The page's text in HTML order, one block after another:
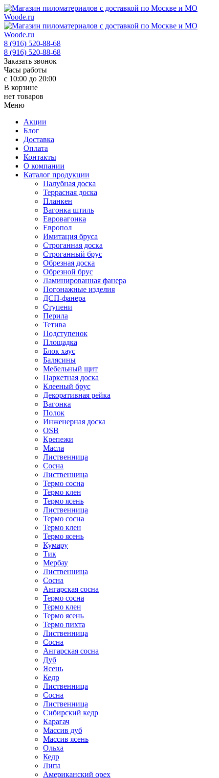
8 (916) 520-88-68
8 (916) 520-88-68
Заказать звонок
Часы работы
с 10:00 до 20:00
В корзине
нет товаров
Меню
Акции
Блог
Доставка
Оплата
Контакты
О компании
Каталог продукции
Палубная доска
Террасная доска
Планкен
Вагонка штиль
Евровагонка
Европол
Имитация бруса
Строганная доска
Строганный брус
Обрезная доска
Обрезной брус
Ламинированная фанера
Погонажные изделия
ДСП-фанера
Ступени
Перила
Тетива
Подступенок
Площадка
Блок хаус
Балясины
Мебельный щит
Паркетная доска
Клееный брус
Декоративная рейка
Вагонка
Полок
Инженерная доска
OSB
Крепежи
Масла
Лиственница
Сосна
Лиственница
Термо сосна
Термо клен
Термо ясень
Лиственница
Термо сосна
Термо клен
Термо ясень
Кумару
Тик
Мербау
Лиственница
Сосна
Ангарская сосна
Термо сосна
Термо клен
Термо ясень
Термо пихта
Лиственница
Сосна
Ангарская сосна
Дуб
Ясень
Кедр
Лиственница
Сосна
Лиственница
Сибирский кедр
Карагач
Массив дуб
Массив ясень
Ольха
Кедр
Липа
Американский орех